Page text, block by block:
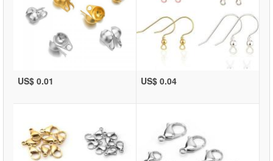
US$ 0.01 US$ 0.04